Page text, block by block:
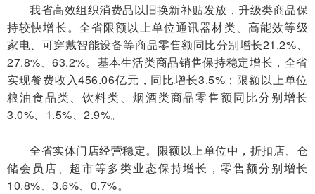
我省高效组织消费品以旧换新补贴发放，升级类商品保
持较快增长。全省限额以上单位通讯器材类、高能效等级
家电、可穿戴智能设备等商品零售额同比分别增长21.2%、
27.8%、63.2%。基本生活类商品销售保持稳定增长，全省
实现餐费收入456.06亿元，同比增长3.5%；限额以上单位
粮油食品类、饮料类、烟酒类商品零售额同比分别增长
3.0%、1.5%、2.9%。
全省实体门店经营稳定。限额以上单位中，折扣店、仓
储会员店、超市等多类业态保持增长，零售额分别增长
10.8%、3.6%、0.7%。